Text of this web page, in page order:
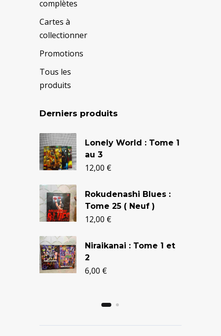
complètes
Cartes à
collectionner
Promotions
Tous les
produits
Derniers produits
Lonely World : Tome 1
au 3
12,00 €
Rokudenashi Blues :
Tome 25 ( Neuf )
12,00 €
Niraikanai : Tome 1 et
2
6,00 €